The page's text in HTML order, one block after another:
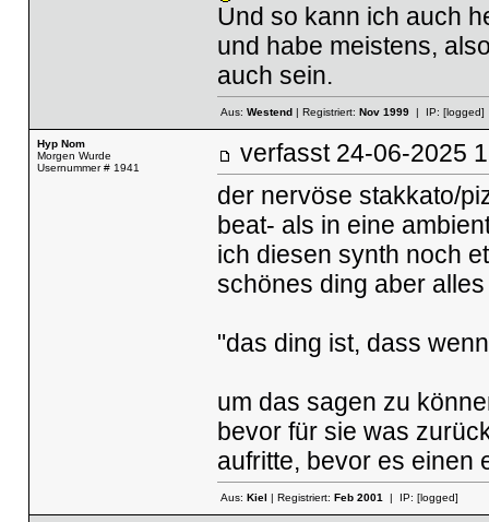
Und so kann ich auch
und habe meistens,
auch sein.
Aus: Westend| Registriert: Nov 1999| IP: [logged]
Hyp Nom
Morgen Wurde
Usernummer # 1941
verfasst 24-06-
der nervöse stakkato/
beat- als in eine
ich diesen synth noch
schönes ding aber
"das ding ist, dass
um das sagen zu
bevor für sie was
aufritte, bevor es einen
Aus: Kiel | Registriert: Feb 2001| IP: [logged]